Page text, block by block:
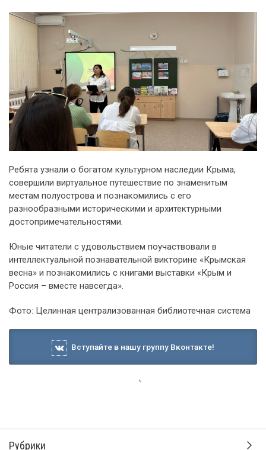
Ребята узнали о богатом культурном наследии Крыма,
совершили виртуальное путешествие по знаменитым
местам полуострова и познакомились с его
разнообразными историческими и архитектурными
достопримечательностями.
Юные читатели с удовольствием поучаствовали в
интеллектуальной познавательной викторине «Крымская
весна» и познакомились с книгами выставки «Крым и
Россия – вместе навсегда».
Фото: Целинная централизованная библиотечная система
Вступайте в нашу группу Вконтакте!
Рубрики